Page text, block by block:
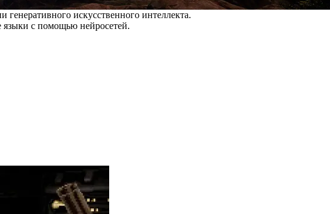
искусственного интеллекта.
языки с помощью нейросетей.